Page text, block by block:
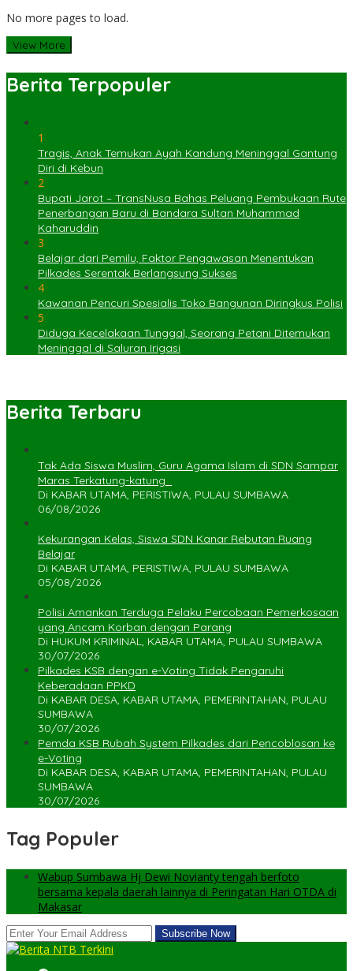
No more pages to load.
View More
Berita Terpopuler
1
Tragis, Anak Temukan Ayah Kandung Meninggal Gantung
Diri di Kebun
2
Bupati Jarot – TransNusa Bahas Peluang Pembukaan Rute
Penerbangan Baru di Bandara Sultan Muhammad
Kaharuddin
3
Belajar dari Pemilu, Faktor Pengawasan Menentukan
Pilkades Serentak Berlangsung Sukses
4
Kawanan Pencuri Spesialis Toko Bangunan Diringkus Polisi
5
Diduga Kecelakaan Tunggal, Seorang Petani Ditemukan
Meninggal di Saluran Irigasi
Berita Terbaru
Tak Ada Siswa Muslim, Guru Agama Islam di SDN Sampar
Maras Terkatung-katung ‎
Di KABAR UTAMA, PERISTIWA, PULAU SUMBAWA
06/08/2026
Kekurangan Kelas, Siswa SDN Kanar Rebutan Ruang
Belajar
Di KABAR UTAMA, PERISTIWA, PULAU SUMBAWA
05/08/2026
Polisi Amankan Terduga Pelaku Percobaan Pemerkosaan
yang Ancam Korban dengan Parang
Di HUKUM KRIMINAL, KABAR UTAMA, PULAU SUMBAWA
30/07/2026
Pilkades KSB dengan e-Voting Tidak Pengaruhi
Keberadaan PPKD
Di KABAR DESA, KABAR UTAMA, PEMERINTAHAN, PULAU
SUMBAWA
30/07/2026
Pemda KSB Rubah System Pilkades dari Pencoblosan ke
e-Voting
Di KABAR DESA, KABAR UTAMA, PEMERINTAHAN, PULAU
SUMBAWA
30/07/2026
Tag Populer
Wabup Sumbawa Hj Dewi Novianty tengah berfoto
bersama kepala daerah lainnya di Peringatan Hari OTDA di
Makasar